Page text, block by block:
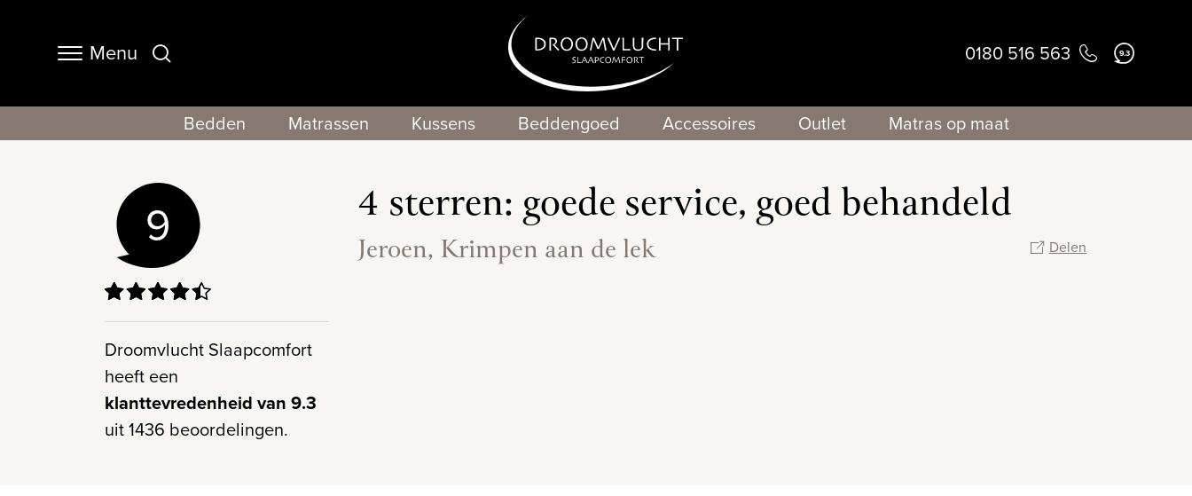
Navigation
Menu 0180 516 563 9.3
Bedden Matrassen Kussens Beddengoed Accessoires Outlet Matras op maat
4 sterren: goede service, goed behandeld
Jeroen, Krimpen aan de lek Delen
9
Droomvlucht Slaapcomfort
heeft een
klanttevredenheid van 9.3
uit 1436 beoordelingen.